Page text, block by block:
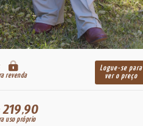
revenda
Logue-se para
ver o preço
219,90
uso próprio